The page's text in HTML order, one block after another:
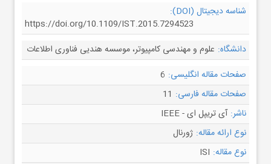
شناسه دیجیتال (DOI):
https://doi.org/10.1109/IST.2015.7294523
دانشگاه: علوم و مهندسی کامپیوتر، موسسه هندیی فناوری اطلاعات
صفحات مقاله انگلیسی: 6
صفحات مقاله فارسی: 11
ناشر: آی تریپل ای - IEEE
نوع ارائه مقاله: ژورنال
نوع مقاله: ISI